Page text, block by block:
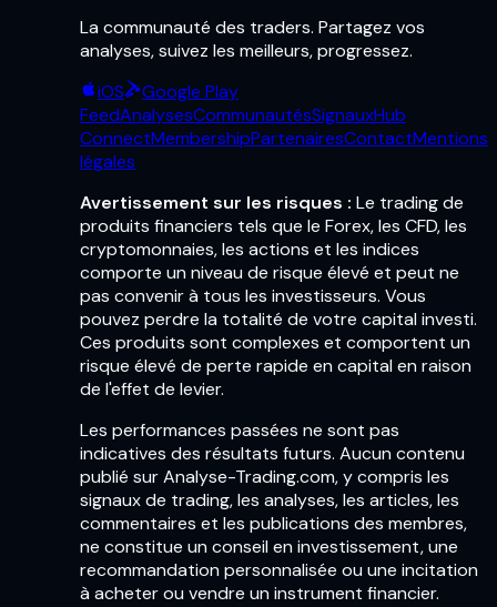
La communauté des traders. Partagez vos
analyses, suivez les meilleurs, progressez.
iOS
Google Play
FeedAnalysesCommunautésSignauxHub
ConnectMembershipPartenairesContactMentions
légales
Avertissement sur les risques : Le trading de
produits financiers tels que le Forex, les CFD, les
cryptomonnaies, les actions et les indices
comporte un niveau de risque élevé et peut ne
pas convenir à tous les investisseurs. Vous
pouvez perdre la totalité de votre capital investi.
Ces produits sont complexes et comportent un
risque élevé de perte rapide en capital en raison
de l'effet de levier.
Les performances passées ne sont pas
indicatives des résultats futurs. Aucun contenu
publié sur Analyse-Trading.com, y compris les
signaux de trading, les analyses, les articles, les
commentaires et les publications des membres,
ne constitue un conseil en investissement, une
recommandation personnalisée ou une incitation
à acheter ou vendre un instrument financier.